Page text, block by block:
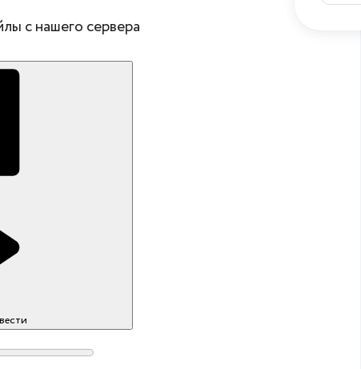
с нашего сервера